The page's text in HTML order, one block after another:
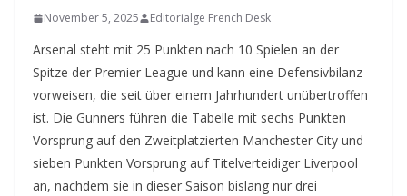
November 5, 2025 Editorialge French Desk
Arsenal steht mit 25 Punkten nach 10 Spielen an der
Spitze der Premier League und kann eine Defensivbilanz
vorweisen, die seit über einem Jahrhundert unübertroffen
ist. Die Gunners führen die Tabelle mit sechs Punkten
Vorsprung auf den Zweitplatzierten Manchester City und
sieben Punkten Vorsprung auf Titelverteidiger Liverpool
an, nachdem sie in dieser Saison bislang nur drei